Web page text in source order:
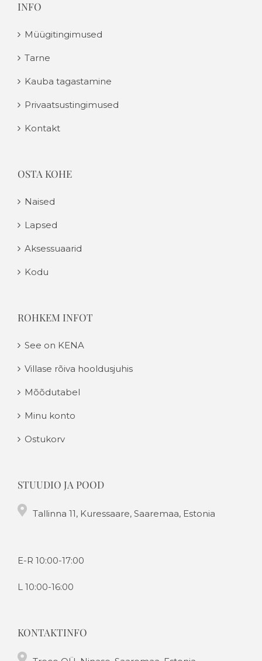
INFO
Müügitingimused
Tarne
Kauba tagastamine
Privaatsustingimused
Kontakt
OSTA KOHE
Naised
Lapsed
Aksessuaarid
Kodu
ROHKEM INFOT
See on KENA
Villase rõiva hooldusjuhis
Mõõdutabel
Minu konto
Ostukorv
STUUDIO JA POOD
Tallinna 11, Kuressaare, Saaremaa, Estonia
E-R 10:00-17:00
L 10:00-16:00
KONTAKTINFO